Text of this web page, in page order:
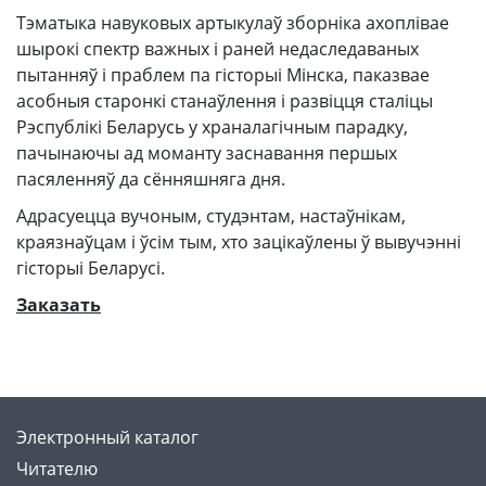
Тэматыка навуковых артыкулаў зборніка ахоплівае
шырокі спектр важных і раней недаследаваных
пытанняў і праблем па гісторыі Мінска, паказвае
асобныя старонкі станаўлення і развіцця сталіцы
Рэспублікі Беларусь у храналагічным парадку,
пачынаючы ад моманту заснавання першых
пасяленняў да сённяшняга дня.
Адрасуецца вучоным, студэнтам, настаўнікам,
краязнаўцам і ўсім тым, хто зацікаўлены ў вывучэнні
гісторыі Беларусі.
Заказать
Электронный каталог
Читателю